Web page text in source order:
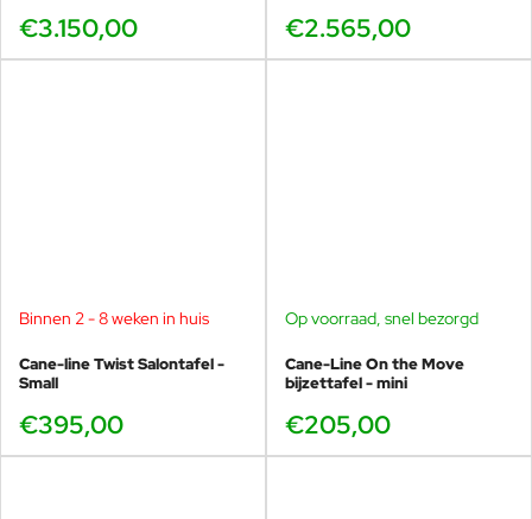
€3.150,00 €2.565,00
Binnen 2 - 8 weken in huis
Cane-line Twist Salontafel -
Small
€395,00
Op voorraad, snel bezorgd
Cane-Line On the Move
bijzettafel - mini
€205,00